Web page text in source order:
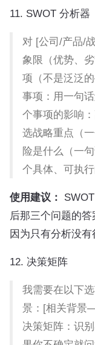
11. SWOT 分析器
对 [公司/产品/
象限（优势、
项（不是泛泛
事项：用一句
个事项的影响
选战略重点（
险是什么（一
个具体、可执行
使用建议：
后那三个问题的
因为只有分析没有
12. 决策矩阵
我需要在以下
景：[相关背景
决策矩阵：识